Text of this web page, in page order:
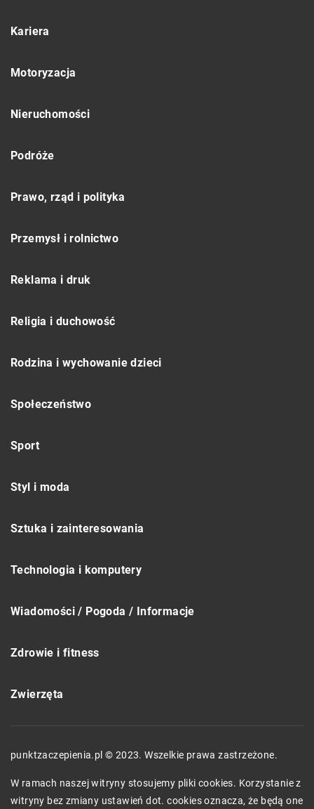
Kariera
Motoryzacja
Nieruchomości
Podróże
Prawo, rząd i polityka
Przemysł i rolnictwo
Reklama i druk
Religia i duchowość
Rodzina i wychowanie dzieci
Społeczeństwo
Sport
Styl i moda
Sztuka i zainteresowania
Technologia i komputery
Wiadomości / Pogoda / Informacje
Zdrowie i fitness
Zwierzęta
punktzaczepienia.pl © 2023. Wszelkie prawa zastrzeżone.
W ramach naszej witryny stosujemy pliki cookies. Korzystanie z
witryny bez zmiany ustawień dot. cookies oznacza, że będą one